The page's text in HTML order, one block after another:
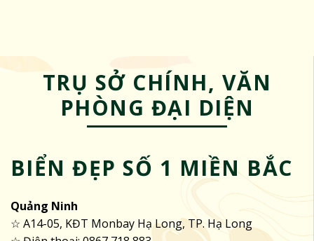
TRỤ SỞ CHÍNH, VĂN
PHÒNG ĐẠI DIỆN
BIỂN ĐẸP SỐ 1 MIỀN BẮC
Quảng Ninh
☆ A14-05, KĐT Monbay Hạ Long, TP. Hạ Long